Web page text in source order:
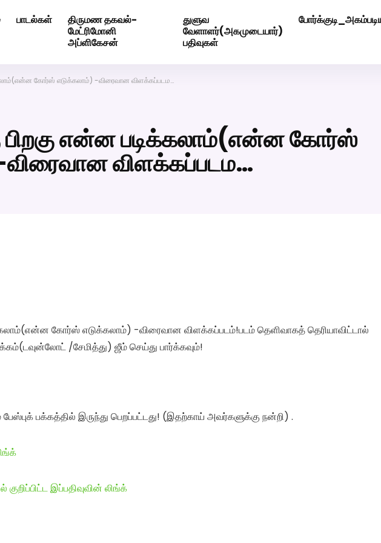
பாடல்கள்
திருமண தகவல்-
மேட்ரிமோனி
அப்ளிகேசன்
துளுவ
வேளாளர்(அகமுடையார்)
பதிவுகள்
கோர்ஸ் எடுக்கலாம்) -விரைவான விளக்கப்படம…
பிறகு என்ன படிக்கலாம்(என்ன கோர்ஸ்
விளக்கப்படம…
கோர்ஸ் எடுக்கலாம்) -விரைவான விளக்கப்படம்!படம் தெளிவாகத் தெரியாவிட்டால்
/சேமித்து) ஜீம் செய்து பார்க்கவும்!
பக்கத்தில் இருந்து பெறப்பட்டது! (இதற்காய் அவர்களுக்கு நன்றி) .
இப்பதிவுவின் லிங்க்
அகமுடையார்மேட்ரி-பெண் வீட்டாருக்கு 100% இலவச திருமண சேவை! வாட்ஸப் எண்: